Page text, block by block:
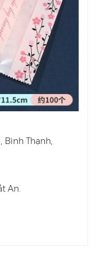
Bình Thạnh,
An.